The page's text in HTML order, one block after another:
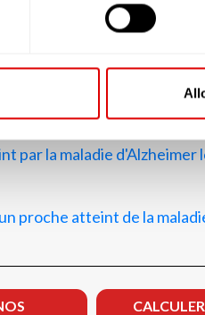
Protégée Alzheimer : tout
médicalisée ?
par la maladie d'Alzheimer
proche atteint de la